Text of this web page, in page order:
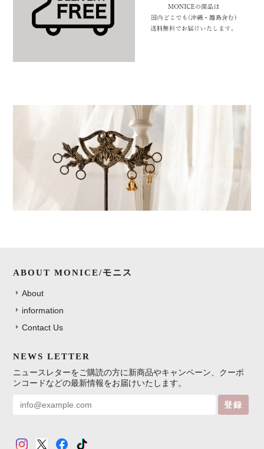
ABOUT MONICE/モニス
About
information
Contact Us
NEWS LETTER
ニュースレターをご購読の方に新商品やキャンペーン、クーポ
ンコードなどの最新情報をお届けいたします。
登録